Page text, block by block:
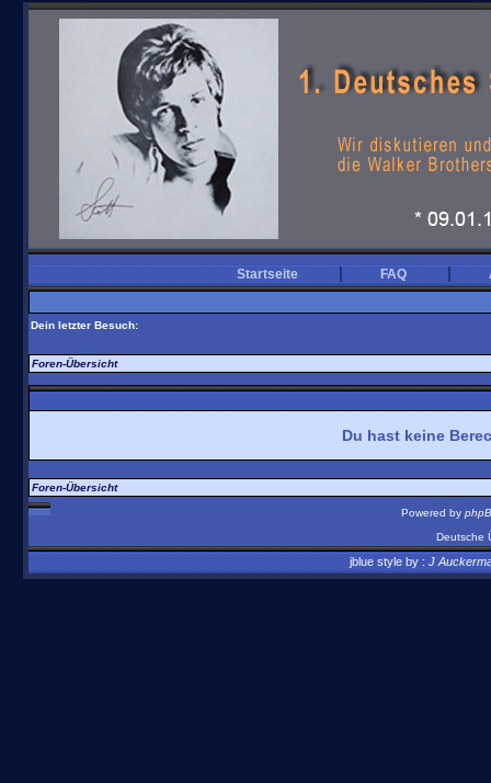
scott-walker.de
Startseite FAQ
Dein letzter Besuch:
Foren-Übersicht
Du hast keine
Foren-Übersicht
Powered by
Deutsche
jblue style by : J